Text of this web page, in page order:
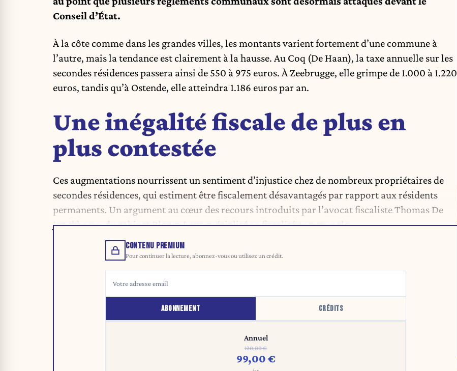
Conseil d’État.
À la côte comme dans les grandes villes, les montants varient fortement d’une commune à
l’autre, mais la tendance est clairement à la hausse. Au Coq (De Haan), la taxe annuelle sur les
secondes résidences passera ainsi de 550 à 975 euros. À Zeebrugge, elle grimpe de 1.000 à 1.220
euros, tandis qu’à Ostende, elle atteindra 1.186 euros par an.
Une inégalité fiscale de plus en
plus contestée
Ces augmentations nourrissent un sentiment d’injustice chez de nombreux propriétaires de
secondes résidences, qui estiment être fiscalement désavantagés par rapport aux résidents
permanents. Un argument au cœur des recours introduits par l’avocat fiscaliste Thomas De
Jonckheere, du cabinet Bloom Law, spécialisé en fiscalité communale.
CONTENU PREMIUM
Pour continuer la lecture, abonnez-vous ou utilisez un crédit.
ABONNEMENT CRÉDITS
Annuel
120,00 €
99,00 €